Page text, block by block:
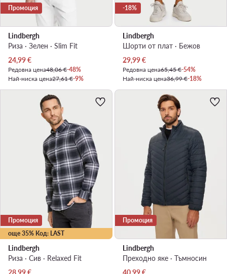
Промоция
Lindbergh
Риза · Зелен · Slim Fit
Актуална цена
24,99€
Редовна цена48,06 €-48%
Най-ниска цена27,61 €-9%
-18%
Lindbergh
Шорти от плат · Бежов
Актуална цена
29,99€
Редовна цена65,45 €-54%
Най-ниска цена36,99 €-18%
още 35% Код: LAST
Промоция
Lindbergh
Риза · Сив · Relaxed Fit
Актуална цена
28,99€
Промоция
Lindbergh
Преходно яке · Тъмносин
Актуална цена
40,99€